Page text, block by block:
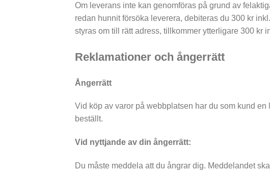
Om leverans inte kan genomföras på grund av
redan hunnit försöka leverera, debiteras du 300 kr
styras om till rätt adress, tillkommer ytterligare 300 kr
Reklamationer och ångerrätt
Ångerrätt
Vid köp av varor på webbplatsen har du som kund
beställt.
Vid nyttjande av din ångerrätt:
Du måste meddela att du ångrar dig. Meddelandet